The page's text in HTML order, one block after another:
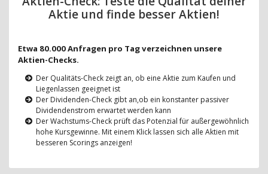
Aktie und finde besser Aktien!
Etwa 80.000 Anfragen pro Tag verzeichnen unsere
Aktien-Checks.
Der Qualitäts-Check zeigt an, ob eine Aktie zum Kaufen und
Liegenlassen geeignet ist
Der Dividenden-Check gibt an,ob ein konstanter passiver
Dividendenstrom erwartet werden kann
Der Wachstums-Check prüft das Potenzial für außergewöhnlich
hohe Kursgewinne. Mit einem Klick lassen sich alle Aktien mit
besseren Scorings anzeigen!